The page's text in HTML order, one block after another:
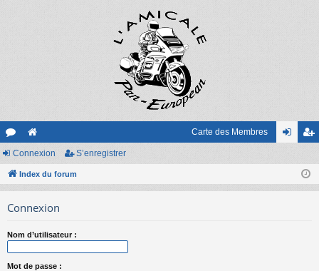
or
u
e
sit
Carte des Membres
nr
Connexion S’enregistrer
Index du forum
Connexion
Nom d’utilisateur :
Mot de passe :